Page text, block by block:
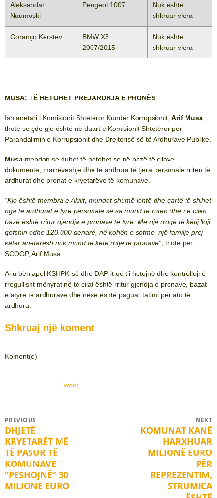
Aleksandar
Naumoski
Peugeot 1007
Nuk është
shkruar vlera
Goranço Kërstev
BMW X5
2007/2015
Nuk është
shkruar vlera
MUSA: TË HETOHET PREJARDHJA E PRONËS
Ish anëtari i Komisionit Shtetëror Kundër Korrupsionit, Arif Musa,
thotë se çdo gjë është në duart e Komisionit Shtetëror për
Parandalimin e Korrupsionit dhe Drejtorisë së të Ardhurave Publike.
Musa mendon se duhet të hetohet se në bazë të cilave
dokumente, marrëveshje dhe të ardhura të tjera personale rriten të
ardhurat dhe pronat e kryetarëve të komunave.
“Kjo është thembra e Akilit, mundet shumë lehtë dhe qartë të shihet
nga të ardhurat e tyre personale se sa mund të rriten dhe në cilën
bazë është rritur gjendja e pronave të tyre. Me një rrogë të këtij lloji,
qofshin edhe 120.000 denarë, në kohën e sotme, një familje prej
katër anëtarësh nuk mund të ketë rritje të pronave”, thotë për
SCOOP, Arif Musa.
Ai u bën apel KSHPK-së dhe DAP-it që t’i hetojnë dhe kontrollojnë
rregullisht mënyrat në të cilat është rritur gjendja e pronave, bazat
e atyre të ardhurave dhe nëse është paguar tatimi për ato të
ardhura.
Shkruaj një koment
Koment(e)
Tweet
Post
navigation
PREVIOUS
Previous
post:
DHJETË
KRYETARËT MË
TË PASUR TË
KOMUNAVE
“PESHOJNË” 30
MILIONË EURO
NEXT
Next
KOMUNAT KANË
HARXHUAR
MILIONË EURO
PËR
REPREZENTIM,
STRUMICA